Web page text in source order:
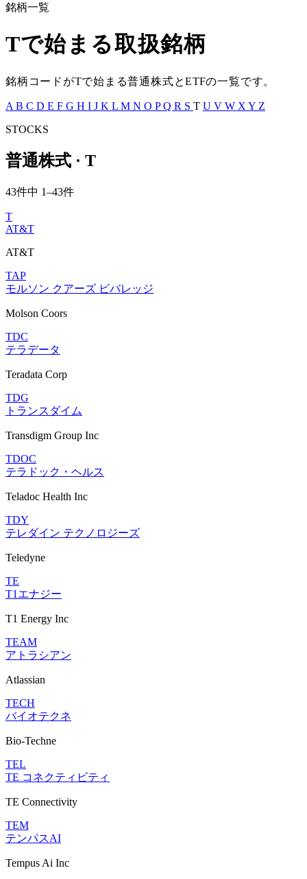
銘柄一覧
Tで始まる取扱銘柄
銘柄コードがTで始まる普通株式とETFの一覧です。
A B C D E F G H I J K L M N O PQ R S T U V W X Y Z
STOCKS
普通株式 · T
43件中 1–43件
T
AT&T
AT&T
TAP
モルソン クアーズ ビバレッジ
Molson Coors
TDC
テラデータ
Teradata Corp
TDG
トランスダイム
Transdigm Group Inc
TDOC
テラドック・ヘルス
Teladoc Health Inc
TDY
テレダイン テクノロジーズ
Teledyne
TE
T1エナジー
T1 Energy Inc
TEAM
アトラシアン
Atlassian
TECH
バイオテクネ
Bio-Techne
TEL
TE コネクティビティ
TE Connectivity
TEM
テンパスAI
Tempus Ai Inc